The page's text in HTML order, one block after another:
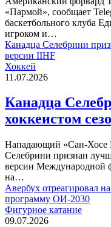
«Пармой», сообщает
баскетбольного клуба
игроком и…
Канадца Селебрини
версии IIHF
Хоккей
11.07.2026
Канадца
хоккеистом
Нападающий «Сан-Хосе
Селебрини признан
версии Международной
на…
Авербух отреагировал
программу ОИ-2030
Фигурное катание
09.07.2026